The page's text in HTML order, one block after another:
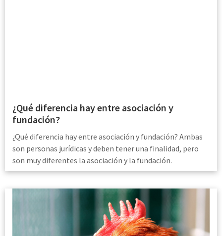
¿Qué diferencia hay entre asociación y
fundación?
¿Qué diferencia hay entre asociación y fundación? Ambas
son personas jurídicas y deben tener una finalidad, pero
son muy diferentes la asociación y la fundación.